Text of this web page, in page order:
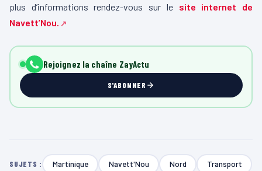
plus d’informations rendez-vous sur le site internet de
Navett’Nou.
Rejoignez la chaîne ZayActu
S'ABONNER
SUJETS : Martinique Navett'Nou Nord Transport